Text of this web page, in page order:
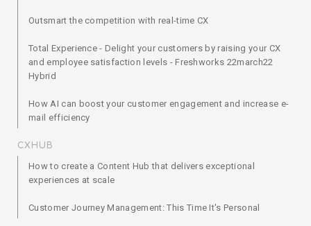
Outsmart the competition with real-time CX
Total Experience - Delight your customers by raising your CX
and employee satisfaction levels - Freshworks 22march22
Hybrid
How AI can boost your customer engagement and increase e-
mail efficiency
CXHUB
How to create a Content Hub that delivers exceptional
experiences at scale
Customer Journey Management: This Time It's Personal